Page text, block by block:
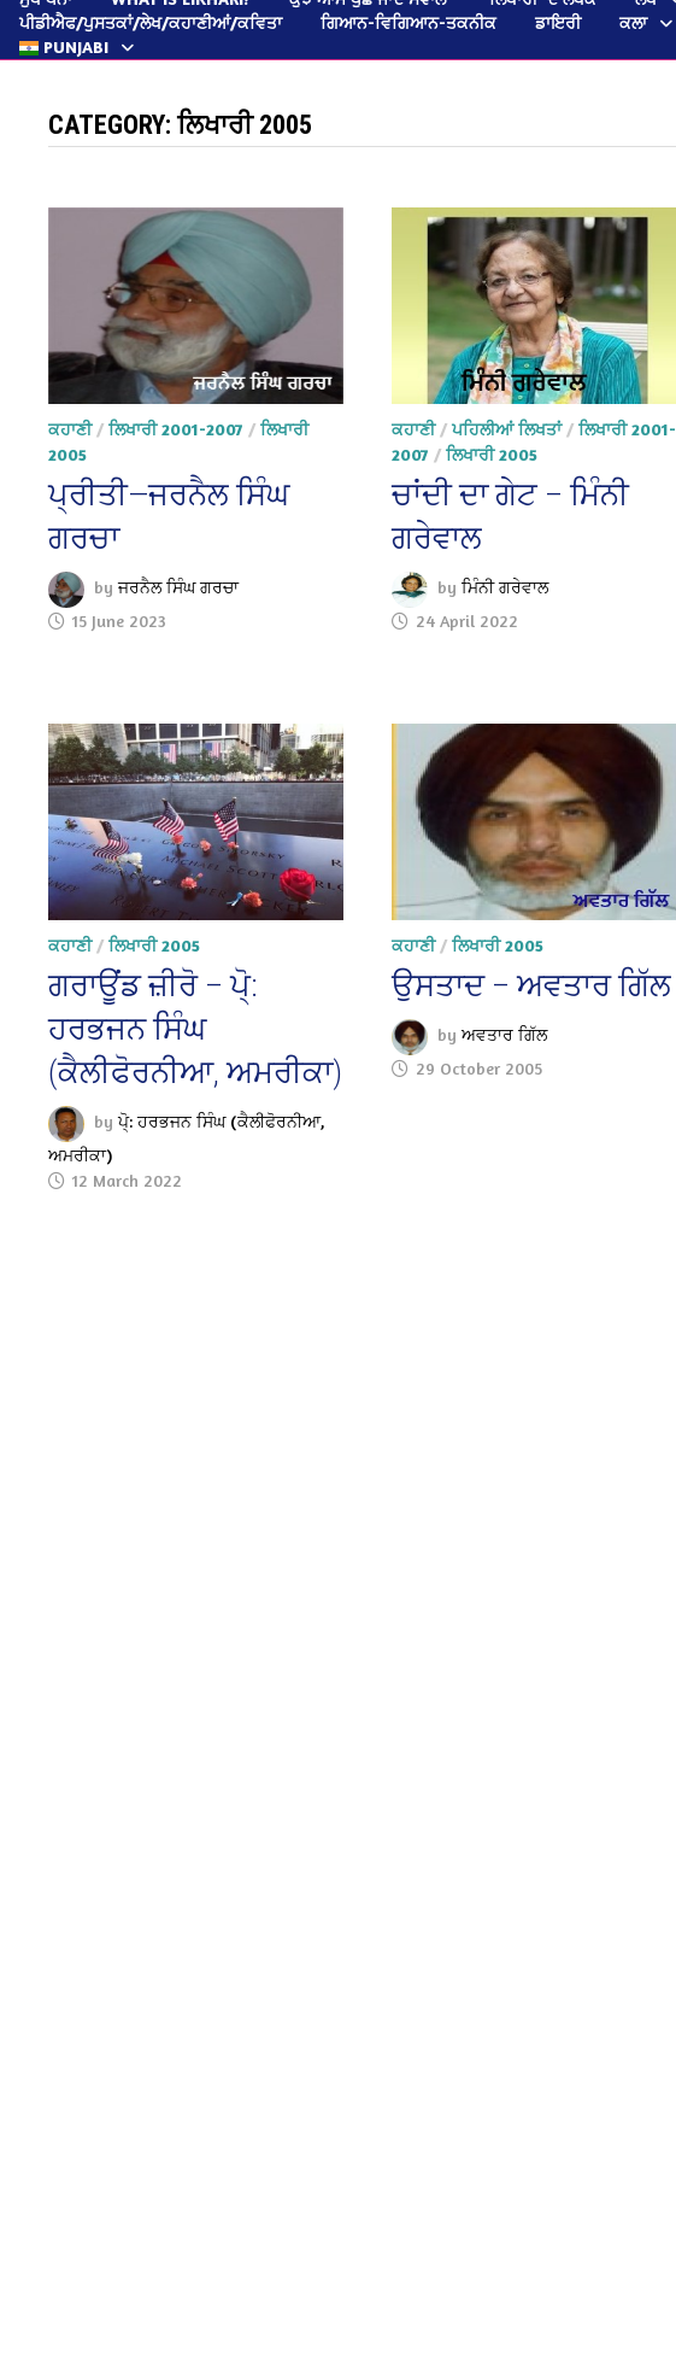
ਪੀਡੀਐਫ/ਪੁਸਤਕਾਂ/ਲੇਖ/ਕਹਾਣੀਆਂ/ਕਵਿਤਾ
ਗਿਆਨ-ਵਿਗਿਆਨ-ਤਕਨੀਕ ਡਾਇਰੀ ਕਲਾ
PUNJABI
CATEGORY:ਲਿਖਾਰੀ 2005
ਕਹਾਣੀ/ਲਿਖਾਰੀ 2001-2007 /ਲਿਖਾਰੀ
2005
ਪ੍ਰੀਤੀ—ਜਰਨੈਲ ਸਿੰਘ
ਗਰਚਾ
byਜਰਨੈਲ ਸਿੰਘ ਗਰਚਾ
15 June 2023
ਕਹਾਣੀ/ਪਹਿਲੀਆਂ ਲਿਖਤਾਂ/ ਲਿਖਾਰੀ 2001-
2007 / ਲਿਖਾਰੀ 2005
ਚਾਂਦੀ ਦਾ ਗੇਟ – ਮਿੰਨੀ
ਗਰੇਵਾਲ
by ਮਿੰਨੀ ਗਰੇਵਾਲ
24 April 2022
ਕਹਾਣੀ/ਲਿਖਾਰੀ 2005
ਗਰਾਊਂਡ ਜ਼ੀਰੋ – ਪੋ੍:
ਹਰਭਜਨ ਸਿੰਘ
(ਕੈਲੀਫੋਰਨੀਆ, ਅਮਰੀਕਾ)
byਪੋ੍: ਹਰਭਜਨ ਸਿੰਘ (ਕੈਲੀਫੋਰਨੀਆ,
ਅਮਰੀਕਾ)
12 March 2022
ਕਹਾਣੀ/ ਲਿਖਾਰੀ 2005
ਉਸਤਾਦ – ਅਵਤਾਰ ਗਿੱਲ
by ਅਵਤਾਰ ਗਿੱਲ
29 October 2005